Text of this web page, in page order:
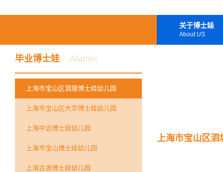
关于博士娃
About US
毕业博士娃 Alumni
上海市宝山区泗塘博士娃幼儿园
上海市宝山区大华博士娃幼儿园
上海中远博士娃幼儿园
上海市宝山博士娃幼儿园
上海古浪博士娃幼儿园
上海市宝山区泗